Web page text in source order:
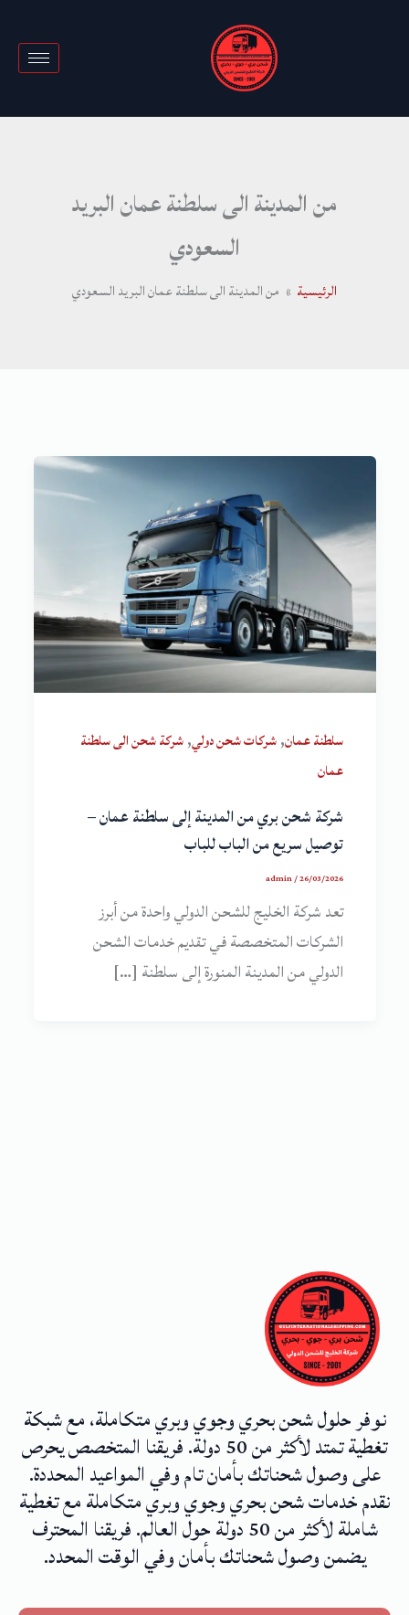
من المدينة الى سلطنة عمان البريد
السعودي
الرئيسية من المدينة الى سلطنة عمان البريد السعودي
سلطنة عمان,شركات شحن دولي,شركة شحن الى سلطنة
عمان
شركة شحن بري من المدينة إلى سلطنة عمان –
توصيل سريع من الباب للباب
admin/26/03/2026
تعد شركة الخليج للشحن الدولي واحدة من أبرز
الشركات المتخصصة في تقديم خدمات الشحن
الدولي من المدينة المنورة إلى سلطنة […]
نوفر حلول شحن بحري وجوي وبري متكاملة، مع شبكة
تغطية تمتد لأكثر من 50 دولة. فريقنا المتخصص يحرص
على وصول شحناتك بأمان تام وفي المواعيد المحددة.
نقدم خدمات شحن بحري وجوي وبري متكاملة مع تغطية
شاملة لأكثر من 50 دولة حول العالم. فريقنا المحترف
يضمن وصول شحناتك بأمان وفي الوقت المحدد.